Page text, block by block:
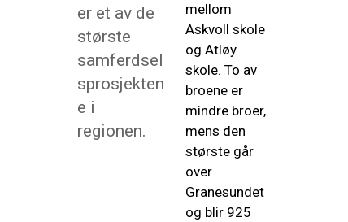
er et av de
største
samferdsel
sprosjekten
e i
regionen.
mellom
Askvoll skole
og Atløy
skole. To av
broene er
mindre broer,
mens den
største går
over
Granesundet
og blir 925